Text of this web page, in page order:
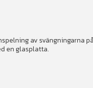
av svängningarna
en glasplatta.